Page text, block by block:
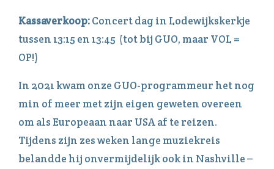
Kassaverkoop:Concert dag in Lodewijkskerkje
tussen 13:15 en 13:45 (tot bij GUO, maar VOL =
OP!)
In 2021 kwam onze GUO-programmeur het nog
min of meer met zijn eigen geweten overeen
om als Europeaan naar USA af te reizen.
Tijdens zijn zes weken lange muziekreis
belandde hij onvermijdelijk ook in Nashville –